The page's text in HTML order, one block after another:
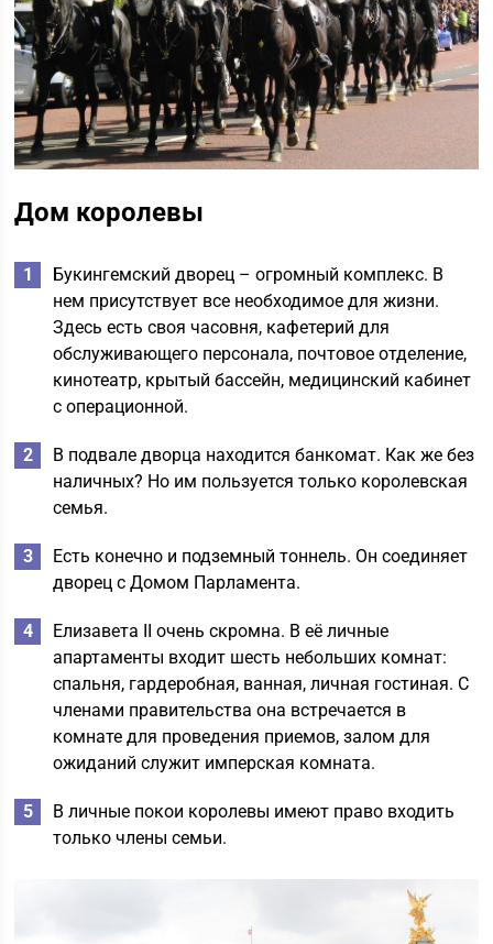
Дом королевы
Букингемский дворец – огромный комплекс. В
нем присутствует все необходимое для жизни.
Здесь есть своя часовня, кафетерий для
обслуживающего персонала, почтовое отделение,
кинотеатр, крытый бассейн, медицинский кабинет
с операционной.
В подвале дворца находится банкомат. Как же без
наличных? Но им пользуется только королевская
семья.
Есть конечно и подземный тоннель. Он соединяет
дворец с Домом Парламента.
Елизавета II очень скромна. В её личные
апартаменты входит шесть небольших комнат:
спальня, гардеробная, ванная, личная гостиная. С
членами правительства она встречается в
комнате для проведения приемов, залом для
ожиданий служит имперская комната.
В личные покои королевы имеют право входить
только члены семьи.